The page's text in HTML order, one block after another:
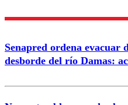
Senapred ordena evacuar
desborde del río Damas: